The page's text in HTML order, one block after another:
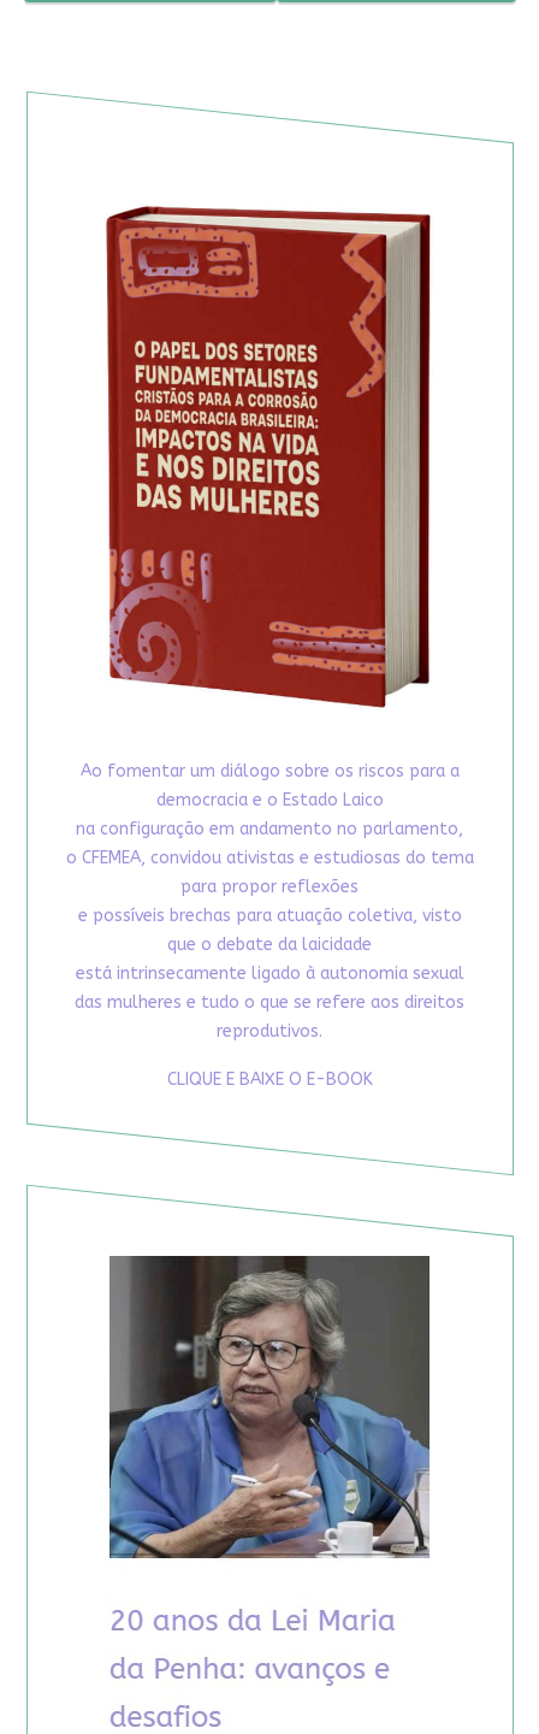
Ao fomentar um diálogo sobre os riscos para a
democracia e o Estado Laico
na configuração em andamento no parlamento,
o CFEMEA, convidou ativistas e estudiosas do tema
para propor reflexões
e possíveis brechas para atuação coletiva, visto
que o debate da laicidade
está intrinsecamente ligado à autonomia sexual
das mulheres e tudo o que se refere aos direitos
reprodutivos.
CLIQUE E BAIXE O E-BOOK